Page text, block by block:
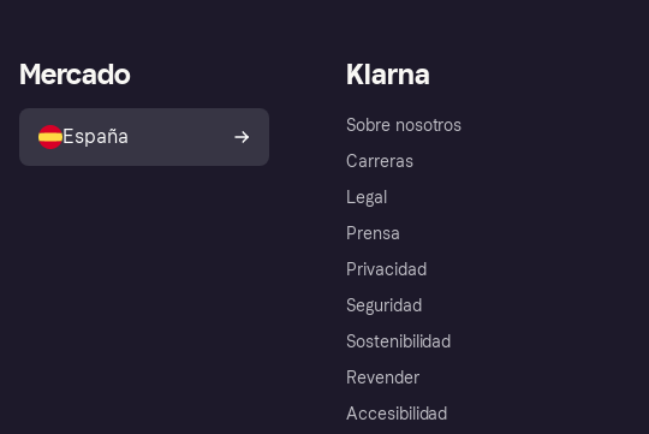
Klarna
Sobre nosotros
Carreras
Legal
Prensa
Privacidad
Seguridad
Sostenibilidad
Revender
Accesibilidad
Mercado
España